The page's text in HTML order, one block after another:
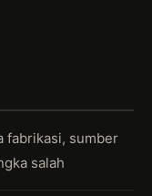
fabrikasi, sumber
salah